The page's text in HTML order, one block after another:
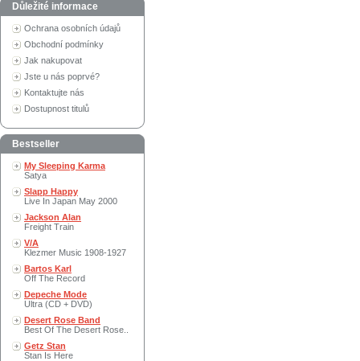
Důležité informace
Ochrana osobních údajů
Obchodní podmínky
Jak nakupovat
Jste u nás poprvé?
Kontaktujte nás
Dostupnost titulů
Bestseller
My Sleeping Karma
Satya
Slapp Happy
Live In Japan May 2000
Jackson Alan
Freight Train
V/A
Klezmer Music 1908-1927
Bartos Karl
Off The Record
Depeche Mode
Ultra (CD + DVD)
Desert Rose Band
Best Of The Desert Rose..
Getz Stan
Stan Is Here